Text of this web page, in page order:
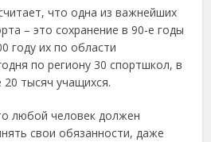
что одна из важнейших
– это сохранение в 90-е годы
их по области
по региону 30 спортшкол, в
тысяч учащихся.
любой человек должен
свои обязанности, даже